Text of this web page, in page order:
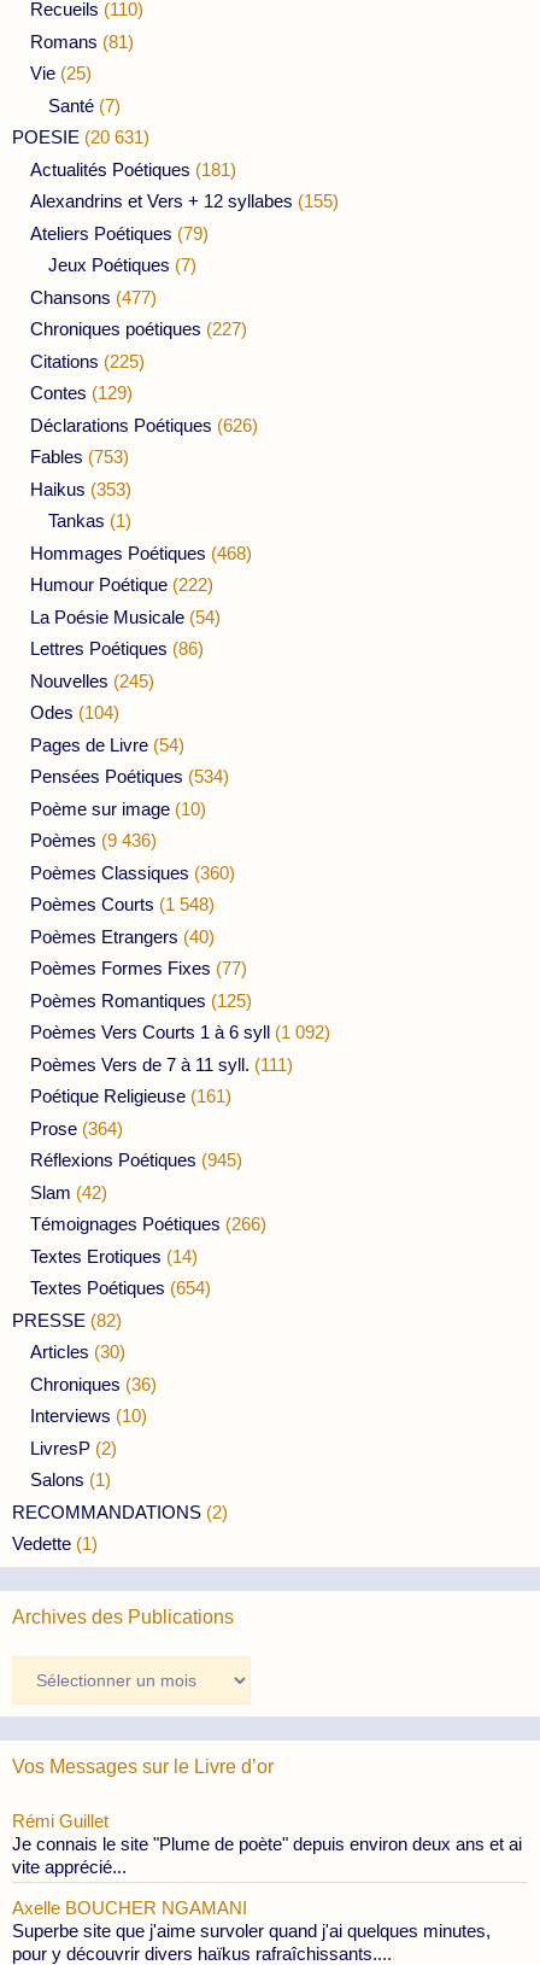
Recueils (110)
Romans (81)
Vie (25)
Santé (7)
POESIE (20 631)
Actualités Poétiques (181)
Alexandrins et Vers + 12 syllabes (155)
Ateliers Poétiques (79)
Jeux Poétiques (7)
Chansons (477)
Chroniques poétiques (227)
Citations (225)
Contes (129)
Déclarations Poétiques (626)
Fables (753)
Haikus (353)
Tankas (1)
Hommages Poétiques (468)
Humour Poétique (222)
La Poésie Musicale (54)
Lettres Poétiques (86)
Nouvelles (245)
Odes (104)
Pages de Livre (54)
Pensées Poétiques (534)
Poème sur image (10)
Poèmes (9 436)
Poèmes Classiques (360)
Poèmes Courts (1 548)
Poèmes Etrangers (40)
Poèmes Formes Fixes (77)
Poèmes Romantiques (125)
Poèmes Vers Courts 1 à 6 syll (1 092)
Poèmes Vers de 7 à 11 syll. (111)
Poétique Religieuse (161)
Prose (364)
Réflexions Poétiques (945)
Slam (42)
Témoignages Poétiques (266)
Textes Erotiques (14)
Textes Poétiques (654)
PRESSE (82)
Articles (30)
Chroniques (36)
Interviews (10)
LivresP (2)
Salons (1)
RECOMMANDATIONS (2)
Vedette (1)
Archives des Publications
des
Publications
Vos Messages sur le Livre d’or
Rémi Guillet
Je connais le site "Plume de poète" depuis environ deux ans et ai
vite apprécié...
Axelle BOUCHER NGAMANI
Superbe site que j'aime survoler quand j'ai quelques minutes,
pour y découvrir divers haïkus rafraîchissants....